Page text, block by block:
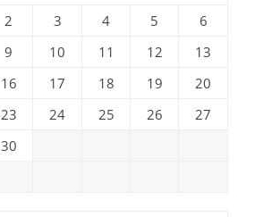
2 3 4 5
6
9 10 11 12
13
16 17 18 19
20
23 24 25 26
27
30